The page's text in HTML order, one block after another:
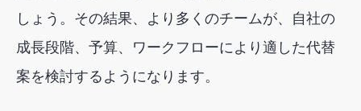
しょう。その結果、より多くのチームが、自社の
成長段階、予算、ワークフローにより適した代替
案を検討するようになります。